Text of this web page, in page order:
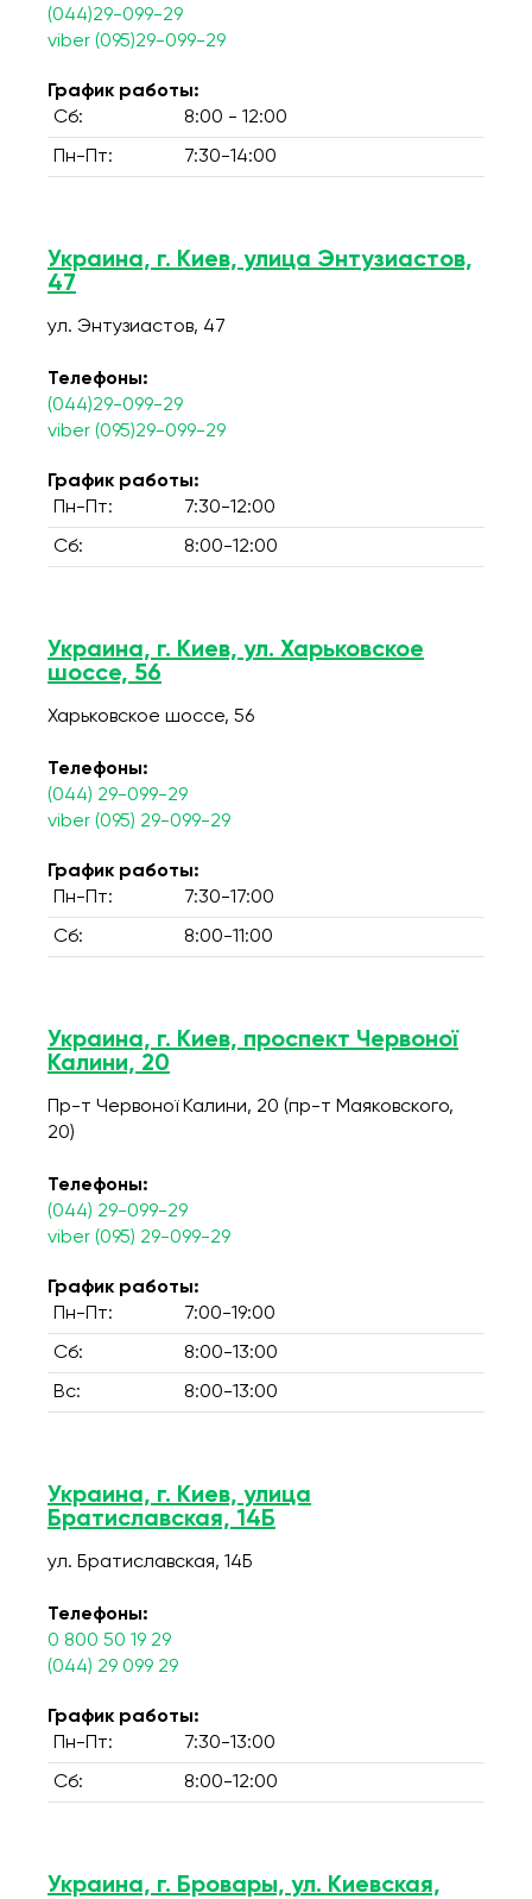
(044)29-099-29
viber (095)29-099-29
График работы:
Сб:
8:00 - 12:00
Пн-Пт: 7:30-14:00
Украина, г. Киев, улица Энтузиастов,
47
ул. Энтузиастов, 47
Телефоны:
(044)29-099-29
viber (095)29-099-29
График работы:
Пн-Пт:
7:30-12:00
Сб: 8:00-12:00
Украина, г. Киев, ул. Харьковское
шоссе, 56
Харьковское шоссе, 56
Телефоны:
(044) 29-099-29
viber (095) 29-099-29
График работы:
Пн-Пт:
7:30-17:00
Сб: 8:00-11:00
Украина, г. Киев, проспект Червоної
Калини, 20
Пр-т Червоної Калини, 20 (пр-т Маяковского,
20)
Телефоны:
(044) 29-099-29
viber (095) 29-099-29
График работы:
Пн-Пт:
7:00-19:00
Сб: 8:00-13:00
Вс: 8:00-13:00
Украина, г. Киев, улица
Братиславская, 14Б
ул. Братиславская, 14Б
Телефоны:
0 800 50 19 29
(044) 29 099 29
График работы:
Пн-Пт:
7:30-13:00
Сб: 8:00-12:00
Украина, г. Бровары, ул. Киевская,